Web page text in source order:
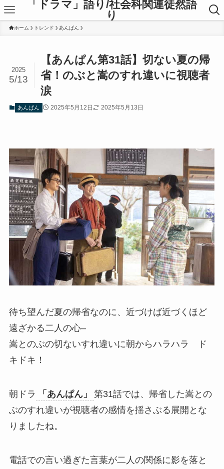
「ドラマ」語り/社会科関連徒然語
り
ホーム トレンド あんぱん
【あんぱん第31話】切ない夏の帰
省！のぶと嵩のすれ違いに視聴者
涙
2025
5/13
あんぱん 2025年5月12日 2025年5月13日
待ち望んだ夏の帰省なのに、近づけば近づくほど
遠ざかる二人の心–
嵩とのぶの切ないすれ違いに朝からハラハラ ド
キドキ！
朝ドラ 「あんぱん」
第31話では、帰省した嵩との
ぶのすれ違いが視聴者の感情を揺さぶる展開とな
りましたね。
電話での言い過ぎた言葉が二人の関係に影を落と